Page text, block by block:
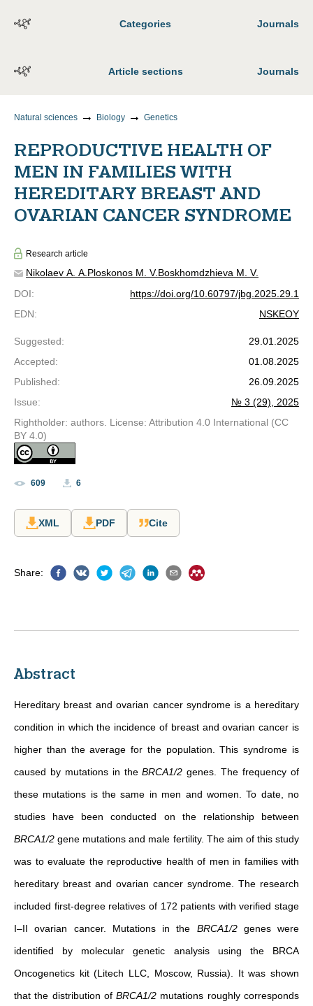
Categories Journals
Article sections Journals
Natural sciences Biology Genetics
REPRODUCTIVE HEALTH OF
MEN IN FAMILIES WITH
HEREDITARY BREAST AND
OVARIAN CANCER SYNDROME
Research article
Nikolaev A. A. Ploskonos M. V.Boskhomdzhieva M. V.
DOI:
https://doi.org/10.60797/jbg.2025.29.1
EDN: NSKEOY
Suggested:
29.01.2025
Accepted:
01.08.2025
Published:
26.09.2025
Issue:
№ 3 (29), 2025
Rightholder: authors. License: Attribution 4.0 International (CC
BY 4.0)
609 6
XML PDF Cite
Share:
Abstract
Hereditary breast and ovarian cancer syndrome is a hereditary
condition in which the incidence of breast and ovarian cancer is
higher than the average for the population. This syndrome is
caused by mutations in theBRCA1/2 genes. The frequency of
these mutations is the same in men and women. To date, no
studies have been conducted on the relationship between
BRCA1/2 gene mutations and male fertility. The aim of this study
was to evaluate the reproductive health of men in families with
hereditary breast and ovarian cancer syndrome. The research
included first-degree relatives of 172 patients with verified stage
I–II ovarian cancer. Mutations in the BRCA1/2genes were
identified by molecular genetic analysis using the BRCA
Oncogenetics kit (Litech LLC, Moscow, Russia). It was shown
that the distribution ofBRCA1/2 mutations roughly corresponds